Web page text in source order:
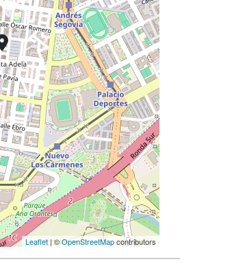
Leaflet| ©OpenStreetMapcontributors